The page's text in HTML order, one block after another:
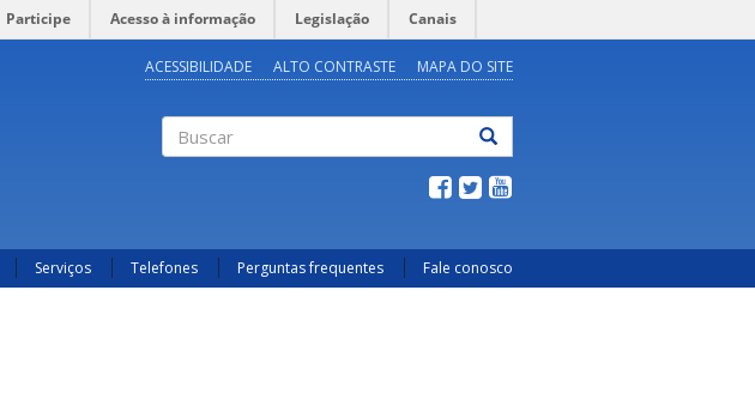
Participe Acesso à informação Legislação Canais
ACESSIBILIDADE ALTO CONTRASTE MAPA DO SITE
Serviços Telefones Perguntas frequentes Fale conosco